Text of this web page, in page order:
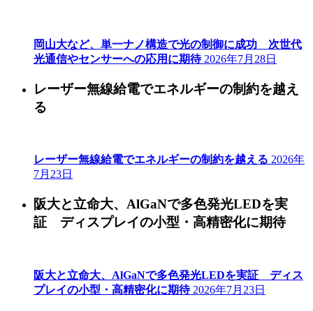
岡山大など、単一ナノ構造で光の制御に成功 次世代
光通信やセンサーへの応用に期待 2026年7月28日
レーザー無線給電でエネルギーの制約を越え
る
レーザー無線給電でエネルギーの制約を越える 2026年
7月23日
阪大と立命大、AlGaNで多色発光LEDを実
証 ディスプレイの小型・高精密化に期待
阪大と立命大、AlGaNで多色発光LEDを実証 ディス
プレイの小型・高精密化に期待 2026年7月23日